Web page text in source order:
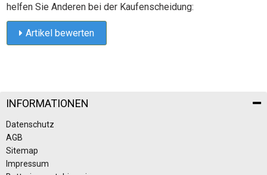
helfen Sie Anderen bei der Kaufenscheidung:
Artikel bewerten
INFORMATIONEN
Datenschutz
AGB
Sitemap
Impressum